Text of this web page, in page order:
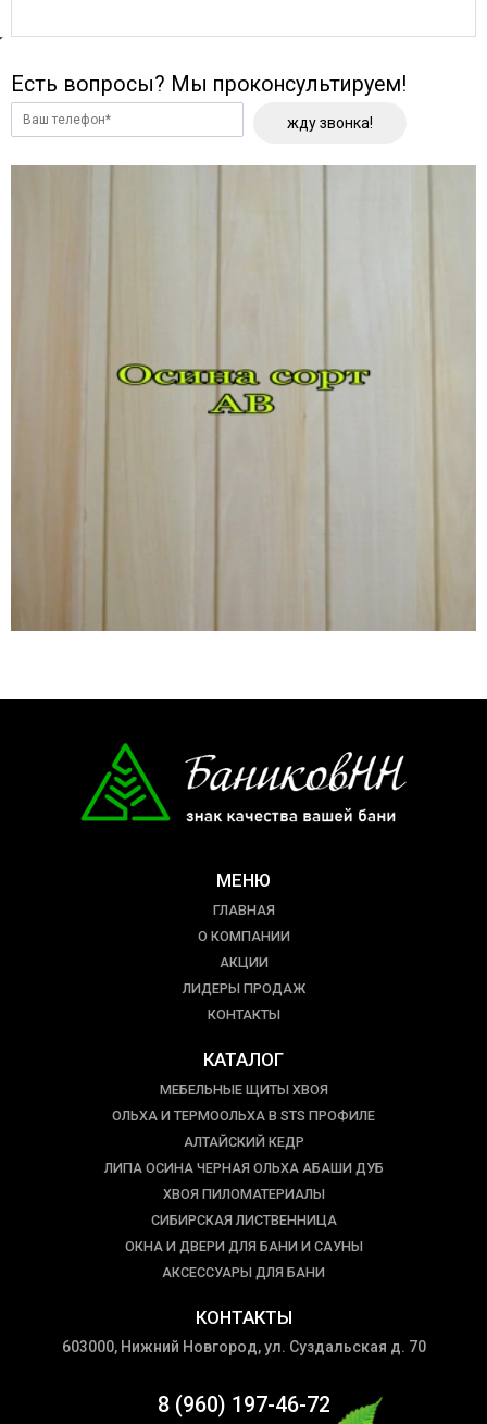
Есть вопросы? Мы проконсультируем!
жду звонка!
МЕНЮ
ГЛАВНАЯ
О КОМПАНИИ
АКЦИИ
ЛИДЕРЫ ПРОДАЖ
КОНТАКТЫ
КАТАЛОГ
МЕБЕЛЬНЫЕ ЩИТЫ ХВОЯ
ОЛЬХА И ТЕРМООЛЬХА В STS ПРОФИЛЕ
АЛТАЙСКИЙ КЕДР
ЛИПА ОСИНА ЧЕРНАЯ ОЛЬХА АБАШИ ДУБ
ХВОЯ ПИЛОМАТЕРИАЛЫ
СИБИРСКАЯ ЛИСТВЕННИЦА
ОКНА И ДВЕРИ ДЛЯ БАНИ И САУНЫ
АКСЕССУАРЫ ДЛЯ БАНИ
КОНТАКТЫ
603000, Нижний Новгород, ул. Суздальская д. 70
8 (960) 197-46-72